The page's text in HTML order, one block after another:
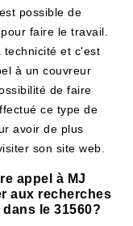
possible de
faire le travail.
technicité et c'est
à un couvreur
de faire
ce type de
avoir de plus
son site web.
appel à MJ
aux recherches
le 31560?